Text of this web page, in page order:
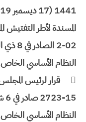
النظام الأساسي الخاص

قرار لرئيس
النظام الأساسي